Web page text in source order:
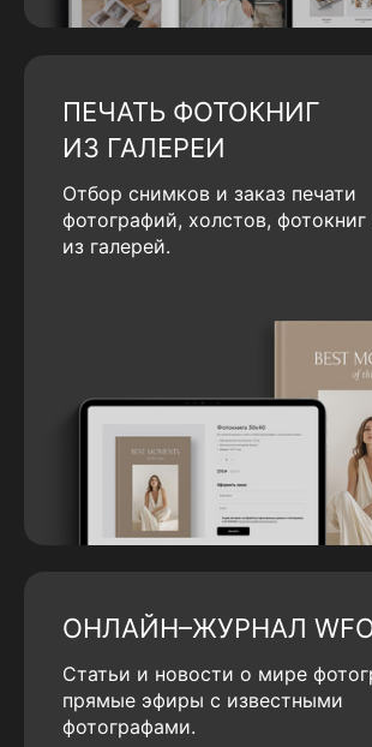
ПЕЧАТЬ ФОТОКНИГ
ИЗ ГАЛЕРЕИ
Отбор снимков и заказ печати
фотографий, холстов,
из галерей.
ОНЛАЙН–ЖУРНАЛ
Статьи и новости о мире
прямые эфиры с известными
фотографами.